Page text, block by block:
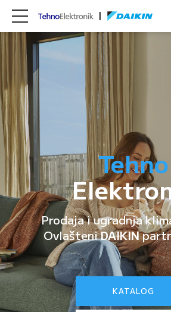
Tehno
Prodaja i ugradnja
OvlašteniDAIKIN
KATALOG